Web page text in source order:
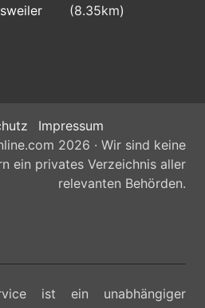
(8.35km)
Impressum
2026 · Wir sind keine
ein privates Verzeichnis aller
relevanten Behörden.
ist ein unabhängiger